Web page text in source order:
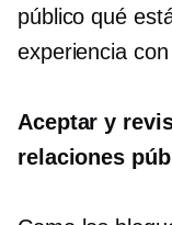
público qué
experiencia
Aceptar y
relaciones